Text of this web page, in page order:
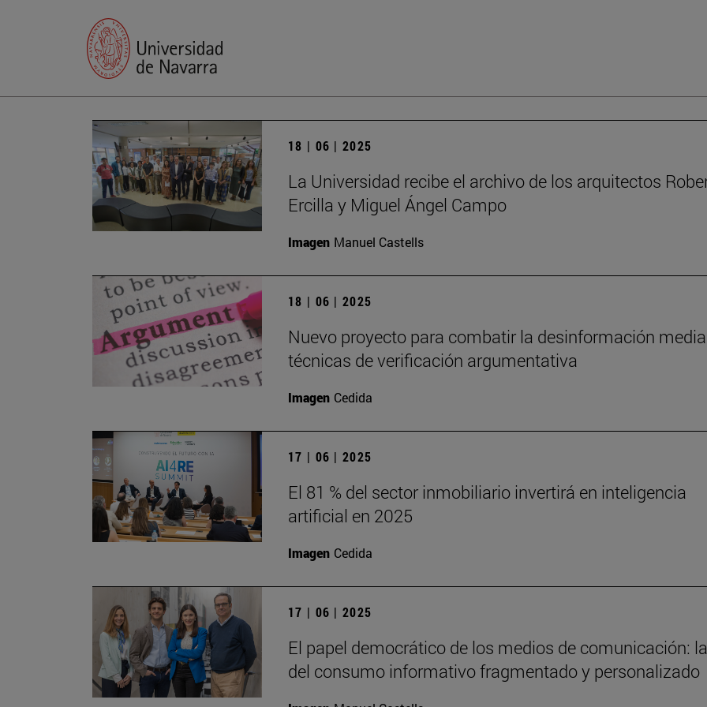
18 | 06 | 2025
La Universidad recibe el archivo de los arquitectos
Ercilla y Miguel Ángel Campo
Imagen Manuel Castells
18 | 06 | 2025
Nuevo proyecto para combatir la desinformación
técnicas de verificación argumentativa
Imagen Cedida
17 | 06 | 2025
El 81 % del sector inmobiliario invertirá en inteligencia
artificial en 2025
Imagen Cedida
17 | 06 | 2025
El papel democrático de los medios de comunicación:
del consumo informativo fragmentado y personalizado